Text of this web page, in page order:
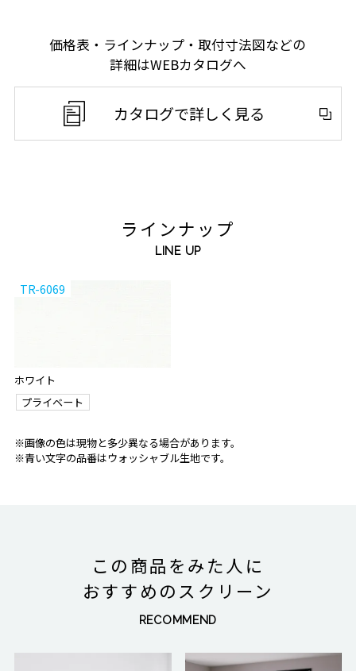
価格表・ラインナップ・取付寸法図などの
詳細はWEBカタログへ
カタログで詳しく見る
ラインナップ
LINE UP
TR-6069
ホワイト
プライベート
※画像の色は現物と多少異なる場合があります。
※青い文字の品番はウォッシャブル生地です。
この商品をみた人に
おすすめのスクリーン
RECOMMEND